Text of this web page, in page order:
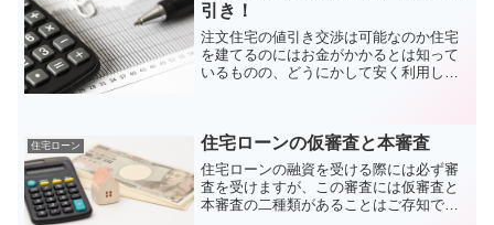
引き！
注文住宅の値引き交渉は可能なのか住宅
を建てるのにはお金がかかるとは知って
いるものの、どうにかして安く利用した
という文言です。これを見...
住宅ローン 住宅ローンの仮審査と本審査
住宅ローンの融資を受ける際には必ず審
査を受けますが、この審査には仮審査と
本審査の二種類があることはご存知でし